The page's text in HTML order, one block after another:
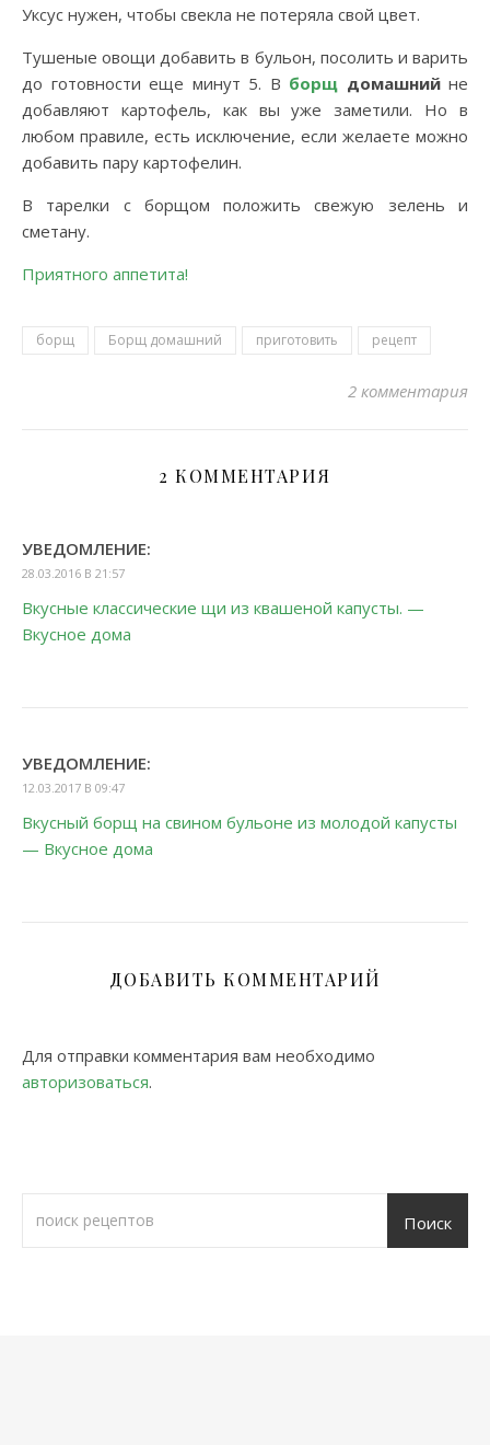
Уксус нужен, чтобы свекла не потеряла свой цвет.
Тушеные овощи добавить в бульон, посолить и варить
до готовности еще минут 5. В борщ домашнийне
добавляют картофель, как вы уже заметили. Но в
любом правиле, есть исключение, если желаете можно
добавить пару картофелин.
В тарелки с борщом положить свежую зелень и
сметану.
Приятного аппетита!
борщ Борщ домашний приготовить рецепт
2 комментария
2 КОММЕНТАРИЯ
УВЕДОМЛЕНИЕ:
28.03.2016 В 21:57
Вкусные классические щи из квашеной капусты. —
Вкусное дома
УВЕДОМЛЕНИЕ:
12.03.2017 В 09:47
Вкусный борщ на свином бульоне из молодой капусты
— Вкусное дома
ДОБАВИТЬ КОММЕНТАРИЙ
Для отправки комментария вам необходимо
авторизоваться.
Поиск